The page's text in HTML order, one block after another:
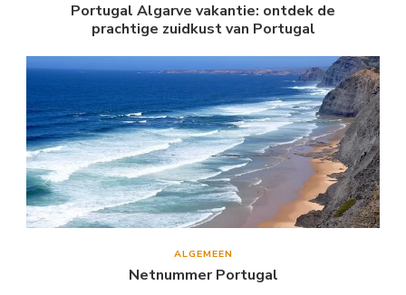
Portugal Algarve vakantie: ontdek de
prachtige zuidkust van Portugal
ALGEMEEN
Netnummer Portugal